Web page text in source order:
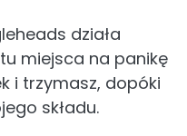
działa
miejsca na panikę
i trzymasz, dopóki
składu.